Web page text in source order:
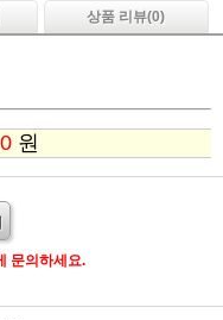
상품 리뷰(0)
0 원
문의하세요.